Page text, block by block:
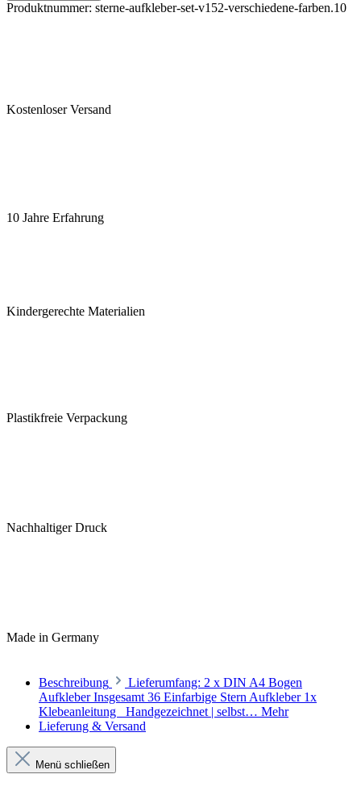
Produktnummer: sterne-aufkleber-set-v152-verschiedene-farben.10
Kostenloser Versand
10 Jahre Erfahrung
Kindergerechte Materialien
Plastikfreie Verpackung
Nachhaltiger Druck
Made in Germany
Beschreibung
Lieferumfang: 2 x DIN A4 Bogen
Aufkleber Insgesamt 36 Einfarbige Stern Aufkleber 1x
Klebeanleitung Handgezeichnet | selbst… Mehr
Lieferung & Versand
Menü schließen